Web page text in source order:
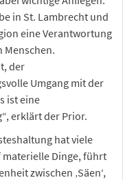
in St. Lambrecht und
eine Verantwortung
Menschen.
der
Umgang mit der
ist eine
erklärt der Prior.
hat viele
materielle Dinge, führt
zwischen ‚Säen‘,